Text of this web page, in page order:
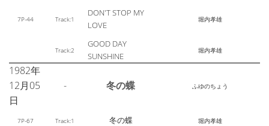
7P-44 Track:1
DON'T STOP MY
LOVE
堀内孝雄
Track:2
GOOD DAY
SUNSHINE
堀内孝雄
1982年
12月05
日
- 冬の蝶 ふゆのちょう
7P-67 Track:1 冬の蝶 堀内孝雄